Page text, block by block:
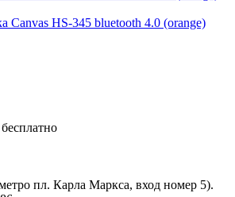
Canvas HS-345 bluetooth 4.0 (orange)
пл. Карла Маркса, вход номер 5).